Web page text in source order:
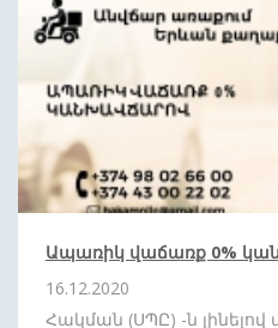
Ապառիկ վաճառք 0%
16.12.2020
Հակման (ՍՊԸ) -ն